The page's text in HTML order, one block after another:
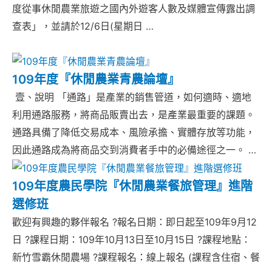
度從事休閒農業旅遊之國內外遊客人數及媒體宣傳露出調
查表」，並請於12/6日(星期日 …
109年度『休閒農業青農論壇』
壹、說明 「通路」是產業的銷售管道，如何適時、適地
利用通路服務，將商品販賣出去，是產業最重要的課題。
通路具備了降低交易成本、風險承擔、實體存放等功能，
因此通路成為將商品交到消費者手中的必備途徑之一。 …
109年度農民學院『休閒農業餐旅管理』進階
選修班
歡迎有興趣的夥伴報名 ?報名日期：即日起至109年9月12
日 ?課程日期：109年10月13日至10月15日 ?課程地點：
新竹雪霸休閒農場 ?課程報名：線上報名 (課程含住宿、餐